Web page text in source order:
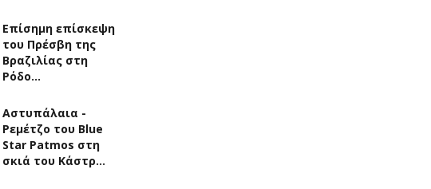
Επίσημη επίσκεψη
του Πρέσβη της
Βραζιλίας στη
Ρόδο…
Αστυπάλαια -
Ρεμέτζο του Blue
Star Patmos στη
σκιά του Κάστρ…